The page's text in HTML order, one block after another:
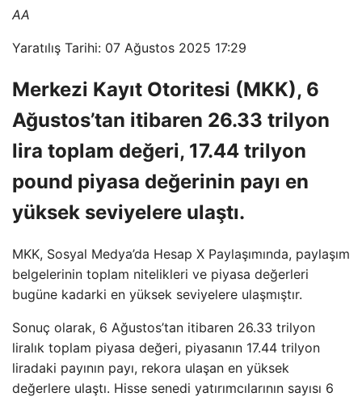
AA
Yaratılış Tarihi: 07 Ağustos 2025 17:29
Merkezi Kayıt Otoritesi (MKK), 6
Ağustos’tan itibaren 26.33 trilyon
lira toplam değeri, 17.44 trilyon
pound piyasa değerinin payı en
yüksek seviyelere ulaştı.
MKK, Sosyal Medya’da Hesap X Paylaşımında, paylaşım
belgelerinin toplam nitelikleri ve piyasa değerleri
bugüne kadarki en yüksek seviyelere ulaşmıştır.
Sonuç olarak, 6 Ağustos’tan itibaren 26.33 trilyon
liralık toplam piyasa değeri, piyasanın 17.44 trilyon
liradaki payının payı, rekora ulaşan en yüksek
değerlere ulaştı. Hisse senedi yatırımcılarının sayısı 6